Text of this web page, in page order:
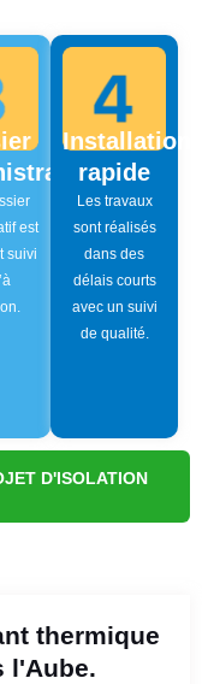
est
suivi
Installation
rapide
Les travaux
sont réalisés
dans des
délais courts
avec un suivi
de qualité.
D'ISOLATION
thermique
l'Aube.